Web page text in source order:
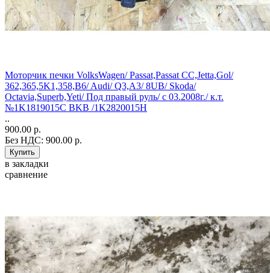
Моторчик печки VolksWagen/ Passat,Passat CC,Jetta,Gol/
362,365,5K1,358,B6/ Audi/ Q3,A3/ 8UB/ Skoda/
Octavia,Superb,Yeti/ Под правый руль/ с 03.2008г./ к.т.
№1K1819015C BKB /1K2820015H
..
900.00 р.
Без НДС: 900.00 р.
в закладки
сравнение